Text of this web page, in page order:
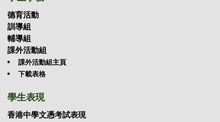
德育活動
訓導組
輔導組
課外活動組
課外活動組主頁
下載表格
學生表現
香港中學文憑考試表現